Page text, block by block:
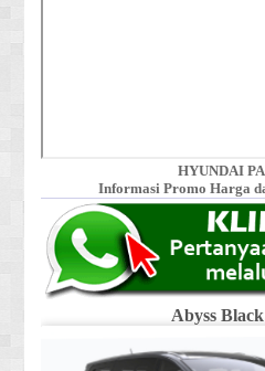
HYUNDAI
Informasi Promo Harga
Abyss Black